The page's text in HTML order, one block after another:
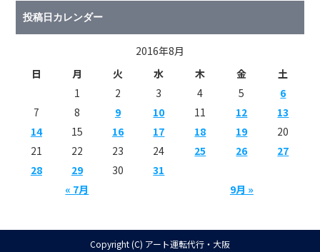
投稿日カレンダー
2016年8月
日
月 火 水 木 金 土
« 7月 9月 »
1 2 3 4 5
6
7
8 9 10 11 12
13
14
15 16 17 18 19
20
21
22 23 24 25 26
27
28
29 30 31
Copyright (C) アート運転代行・大阪